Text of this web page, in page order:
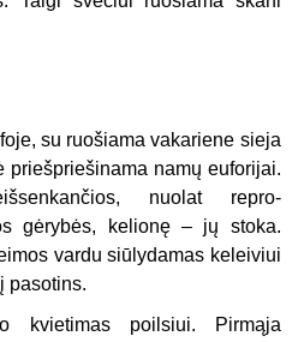
su ruošiama vakariene sieja
priešpriešinama namų euforijai.
nuolat repro­
gėrybės, kelionę – jų stoka.
vardu siūlydamas keleiviui
pasotins.
kvietimas poilsiui. Pirmąja